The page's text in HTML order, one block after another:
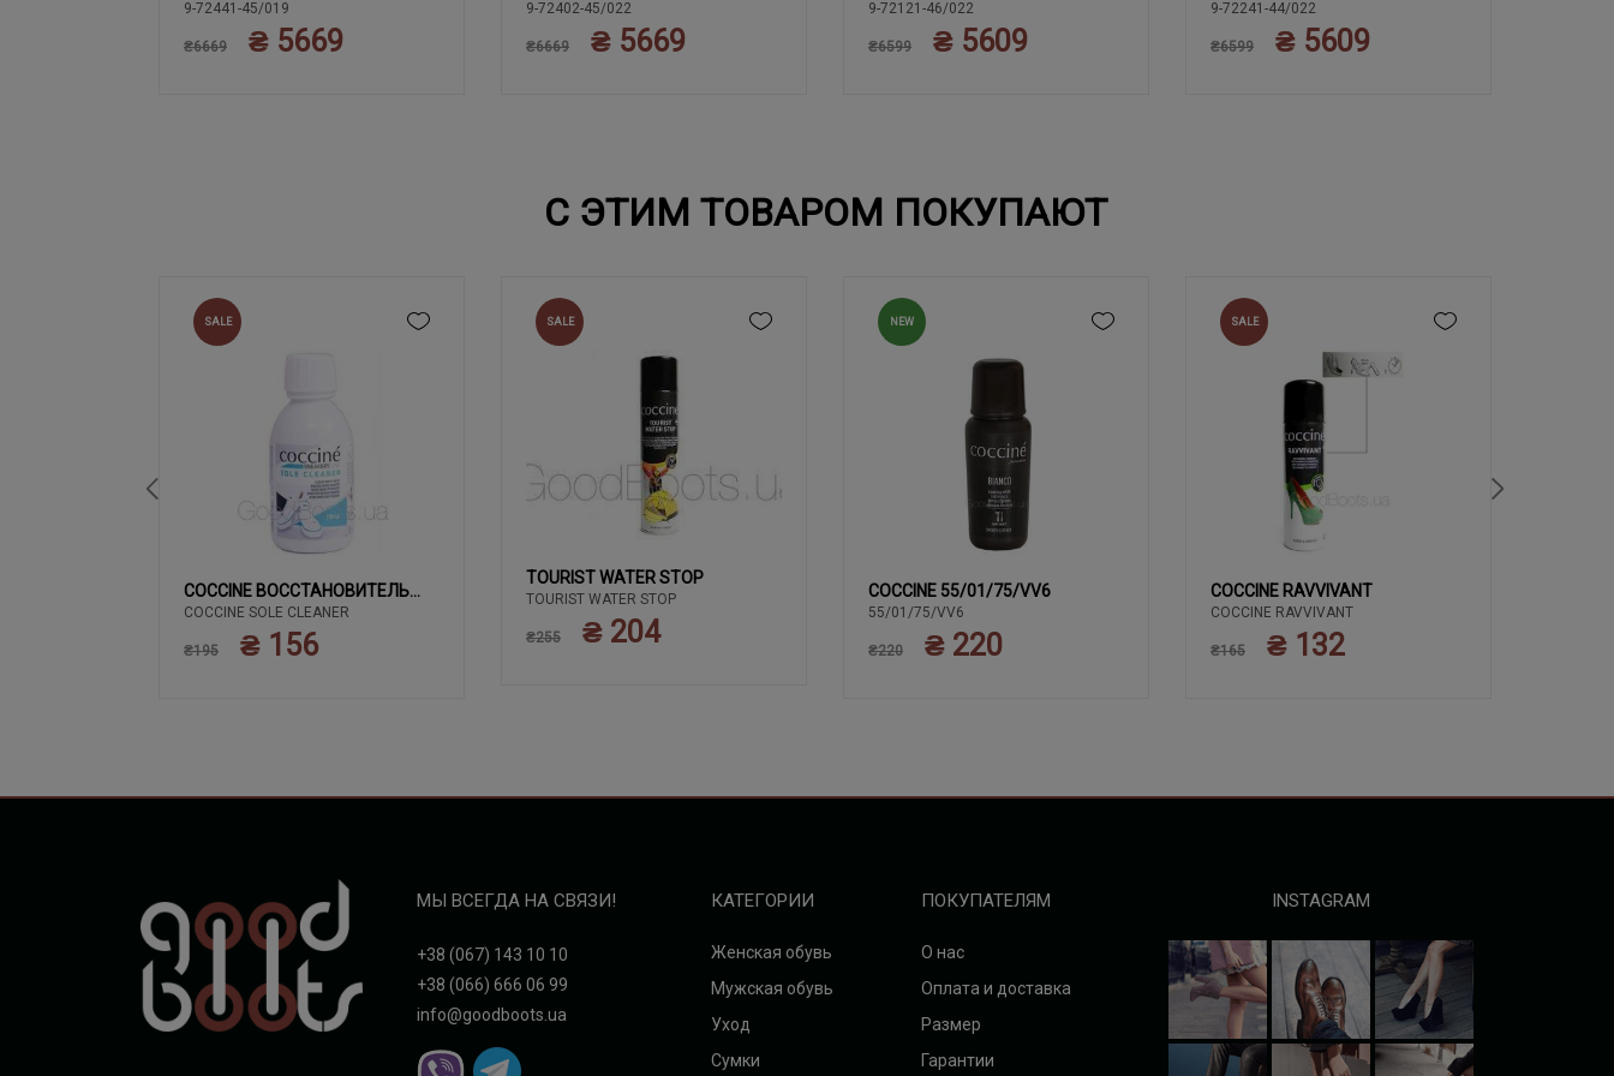
40
9-72441-45/019
₴6669 ₴ 5669 40
9-72402-45/022
₴6669 ₴ 5669 40
9-72121-46/022
₴6599 ₴ 5609 40
9-72241-44/022
₴6599 ₴ 5609
С ЭТИМ ТОВАРОМ ПОКУПАЮТ
SALE
COCCINE ВОССТАНОВИТЕЛЬ
БЕЛОГО
COCCINE SOLE CLEANER
₴195 ₴ 156
SALE
TOURIST WATER STOP
TOURIST WATER STOP
₴255 ₴ 204
NEW
COCCINE 55/01/75/VV6
55/01/75/VV6
₴220 ₴ 220
SALE
COCCINE RAVVIVANT
COCCINE RAVVIVANT
₴165 ₴ 132
МЫ ВСЕГДА НА СВЯЗИ!
+38 (067) 143 10 10
+38 (066) 666 06 99
info@goodboots.ua
КАТЕГОРИИ
Женская обувь
Мужская обувь
Уход
Сумки
ПОКУПАТЕЛЯМ
О нас
Оплата и доставка
Размер
Гарантии
INSTAGRAM